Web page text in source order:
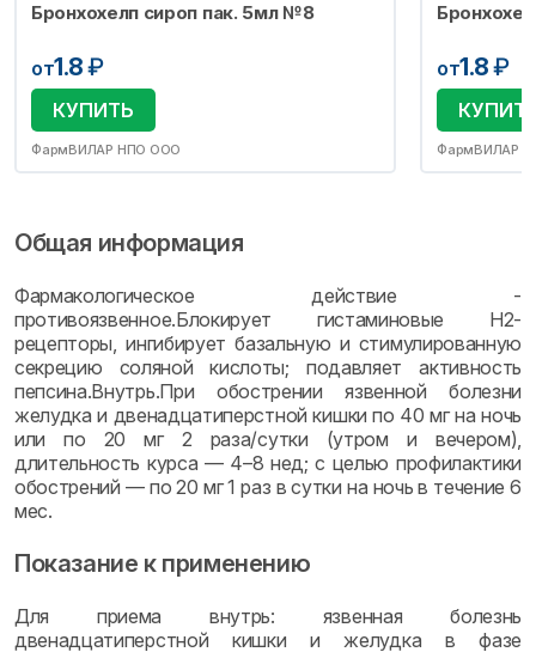
Бронхохелп сироп пак. 5мл №8
от1.8₽
КУПИТЬ
ФармВИЛАР НПО ООО
от1.8₽
ФармВИЛАР
Общая информация
Фармакологическое действие -
противоязвенное.Блокирует гистаминовые H2-
рецепторы, ингибирует базальную и стимулированную
секрецию соляной кислоты; подавляет активность
пепсина.Внутрь.При обострении язвенной болезни
желудка и двенадцатиперстной кишки по 40 мг на ночь
или по 20 мг 2 раза/сутки (утром и вечером),
длительность курса — 4–8 нед; с целью профилактики
обострений — по 20 мг 1 раз в сутки на ночь в течение 6
мес.
Показание к применению
Для приема внутрь: язвенная болезнь
двенадцатиперстной кишки и желудка в фазе